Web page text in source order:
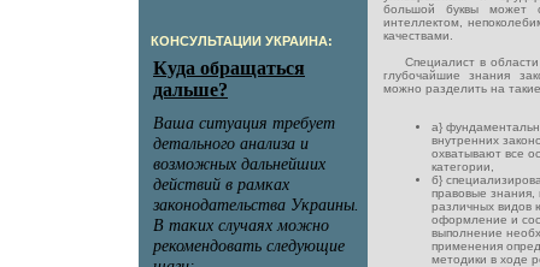
КОНСУЛЬТАЦИИ УКРАИНА:
большой буквы может
интеллектом,
качествами.
Специалист в области
глубочайшие знания
можно разделить на
а}
внутренних
охватывают все
категории,
б}
правовые знания,
различных видов
оформление и
выполнение
применения
методики в ходе